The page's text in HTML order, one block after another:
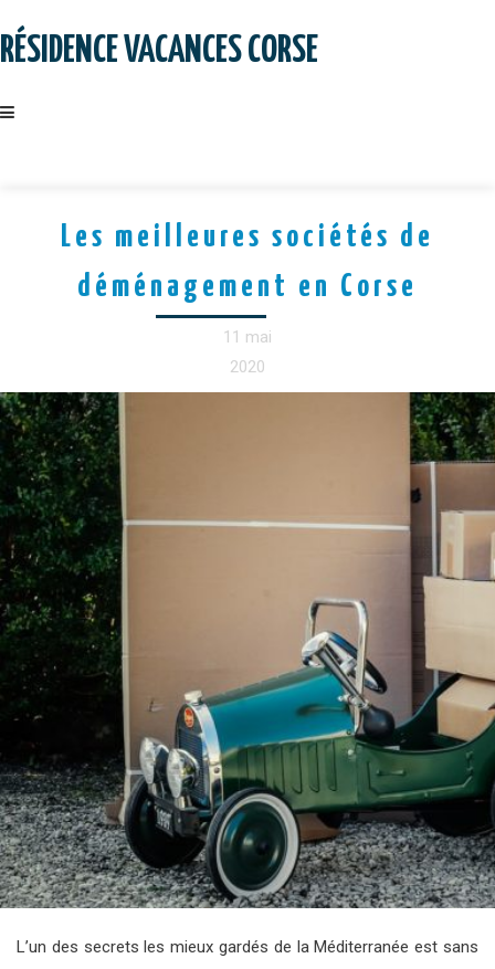
toRÉSIDENCE VACANCES CORSE
Les meilleures sociétés de
déménagement en Corse
11 mai
2020
L’un des secrets les mieux gardés de la Méditerranée est sans